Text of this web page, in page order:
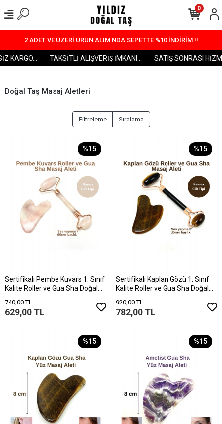
2 ADET VE ÜZERİ ÜRÜN ALIMINDA SEPETTE %10 İNDİRİM !!
TAKSİTLİ ALIŞVERİŞ İMKANI... SATIŞ SONRASI
0
Doğal Taş Masaj Aletleri
Filtreleme Sıralama
%15
Sertifikalı Pembe Kuvars 1. Sınıf
Kalite Roller ve Gua Sha Doğal
740,00 TL
629,00 TL
%15
Sertifikalı Kaplan Gözü 1. Sınıf
Kalite Roller ve Gua Sha Doğal
920,00 TL
782,00 TL
%15 %15